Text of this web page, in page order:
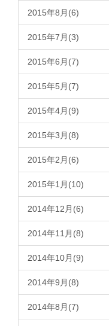
2015年8月(6)
2015年7月(3)
2015年6月(7)
2015年5月(7)
2015年4月(9)
2015年3月(8)
2015年2月(6)
2015年1月(10)
2014年12月(6)
2014年11月(8)
2014年10月(9)
2014年9月(8)
2014年8月(7)